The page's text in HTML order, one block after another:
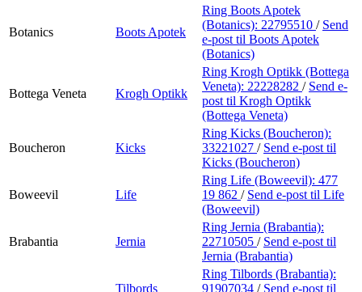
Botanics Boots Apotek
Ring Boots Apotek
(Botanics): 22795510 / Send
e-post til Boots Apotek
(Botanics)
Bottega Veneta Krogh Optikk
Ring Krogh Optikk (Bottega
Veneta): 22228282 / Send e-
post til Krogh Optikk
(Bottega Veneta)
Boucheron Kicks
Ring Kicks (Boucheron):
33221027 / Send e-post til
Kicks (Boucheron)
Boweevil Life
Ring Life (Boweevil): 477
19 862 / Send e-post til Life
(Boweevil)
Brabantia Jernia
Ring Jernia (Brabantia):
22710505 / Send e-post til
Jernia (Brabantia)
Tilbords
Ring Tilbords (Brabantia):
91907034 / Send e-post til